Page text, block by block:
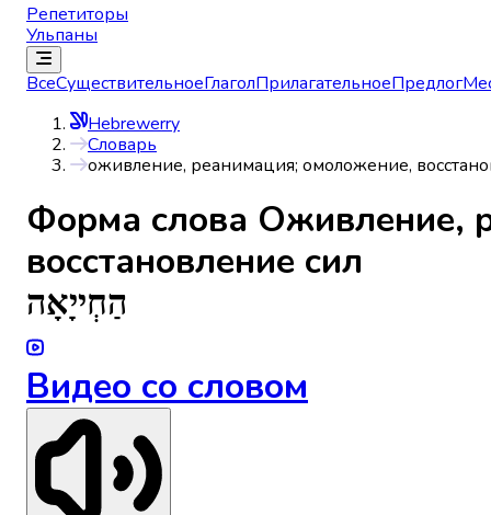
Репетиторы
Ульпаны
ВсеСуществительноеГлаголПрилагательноеПредлог
Hebrewerry
Словарь
оживление, реанимация; омоложение,
Форма слова Оживление,
восстановление сил
הַחְייָאָה
Видео со словом